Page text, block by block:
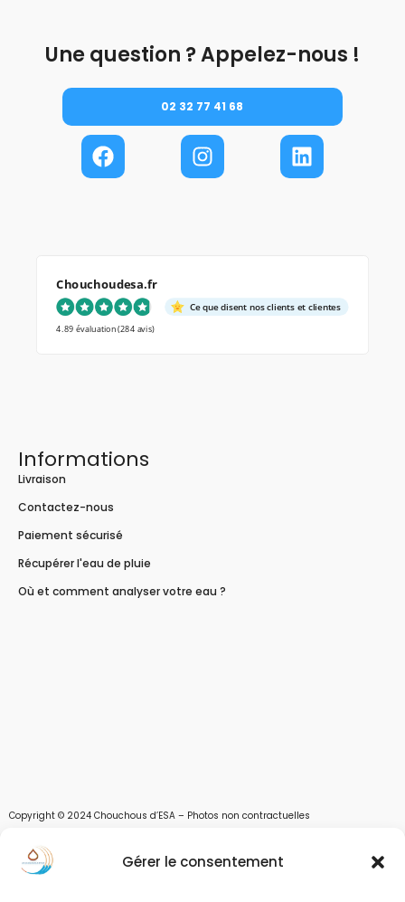
Gérer le consentement
Une question ? Appelez-nous !
02 32 77 41 68
Chouchoudesa.fr
Ce que disent nos clients et clientes
4.89 évaluation(284 avis)
Informations
Livraison
Contactez-nous
Paiement sécurisé
Récupérer l'eau de pluie
Où et comment analyser votre eau ?
Copyright © 2024 Chouchous d’ESA – Photos non contractuelles
Les chouchous d’Esa vous apportent toutes les solutions pour récupérer l’eau de
pluie, et des moyens pour stocker, filtrer, traiter et potabiliser l’eau d’un forage,